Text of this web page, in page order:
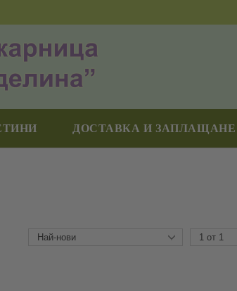
ДОСТАВКА И ЗАПЛАЩАНЕ